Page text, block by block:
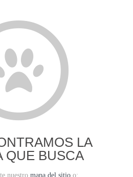
LA
QUE BUSCA
nuestro mapa del sitio o: